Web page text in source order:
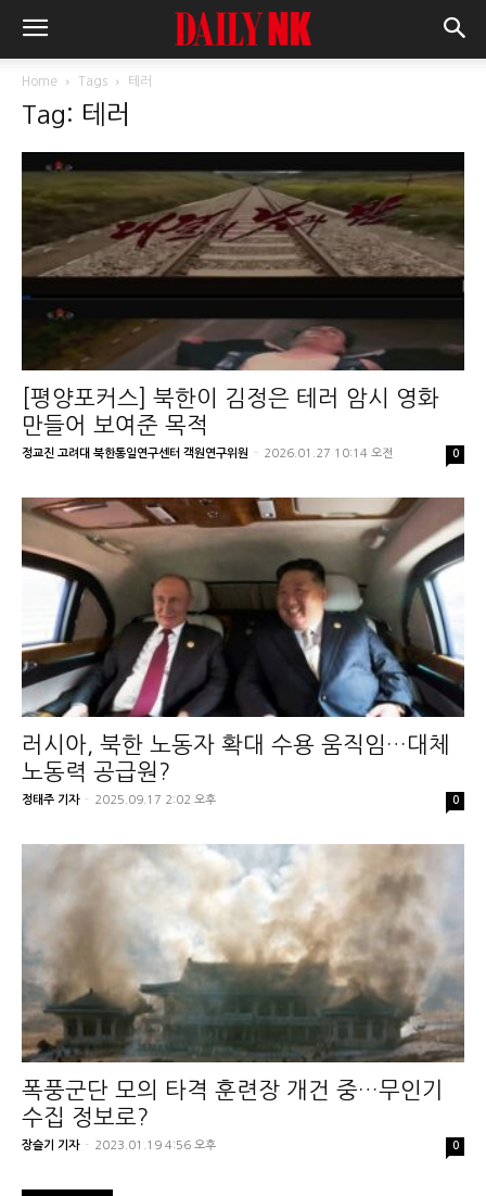
Home Tags 테러
Tag: 테러
[평양포커스] 북한이 김정은 테러 암시 영화
만들어 보여준 목적
정교진 고려대 북한통일연구센터 객원연구위원 - 2026.01.27 10:14 오전 0
러시아, 북한 노동자 확대 수용 움직임…대체
노동력 공급원?
정태주 기자 - 2025.09.17 2:02 오후 0
폭풍군단 모의 타격 훈련장 개건 중…무인기
수집 정보로?
장슬기 기자 - 2023.01.19 4:56 오후 0